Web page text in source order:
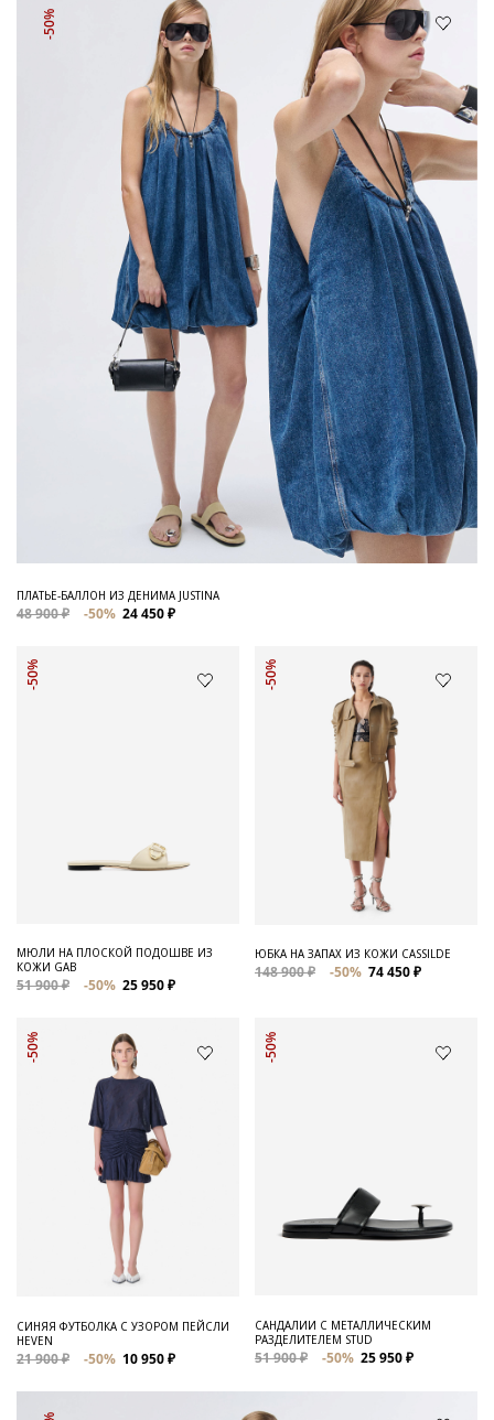
-50%
ПЛАТЬЕ-БАЛЛОН ИЗ ДЕНИМА JUSTINA
48 900 ₽ -50% 24 450 ₽
-50%
МЮЛИ НА ПЛОСКОЙ ПОДОШВЕ ИЗ
КОЖИ GAB
51 900 ₽ -50% 25 950 ₽
-50%
ЮБКА НА ЗАПАХ ИЗ КОЖИ CASSILDE
148 900 ₽ -50% 74 450 ₽
-50%
СИНЯЯ ФУТБОЛКА С УЗОРОМ ПЕЙСЛИ
HEVEN
21 900 ₽ -50% 10 950 ₽
-50%
САНДАЛИИ С МЕТАЛЛИЧЕСКИМ
РАЗДЕЛИТЕЛЕМ STUD
51 900 ₽ -50% 25 950 ₽